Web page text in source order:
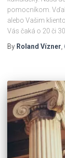
pomocníkom.
alebo Vašim
Vás čaká o 20 či
By Roland Vízner